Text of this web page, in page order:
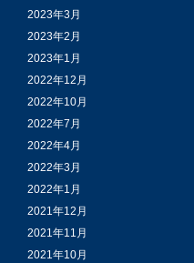
2023年3月
2023年2月
2023年1月
2022年12月
2022年10月
2022年7月
2022年4月
2022年3月
2022年1月
2021年12月
2021年11月
2021年10月